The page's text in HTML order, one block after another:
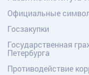
Официальные
Госзакупки
Государственная
Петербурга
Противодействие